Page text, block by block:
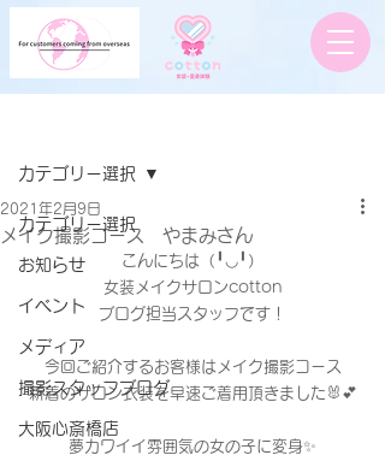
カテゴリー選択
お知らせ
イベント
メディア
撮影スタッフブログ
大阪心斎橋店
カテゴリー選択
メイク撮影コース やまみさん
2021年2月9日
こんにちは（╹◡╹）
女装メイクサロンcotton
ブログ担当スタッフです！
今回ご紹介するお客様はメイク撮影コース
新着のサロン衣装を早速ご着用頂きました🐰💕
夢カワイイ雰囲気の女の子に変身✨